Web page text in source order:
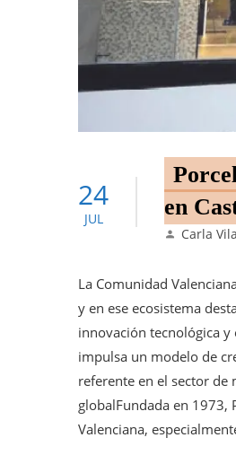
24
JUL
en
Carla
La Comunidad
y en ese ecosistema
innovación tecnológica y
impulsa un modelo de
referente en el sector
globalFundada en 1973,
Valenciana,